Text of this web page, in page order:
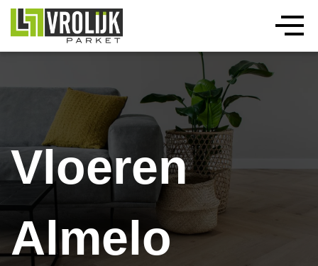
Vloeren
Almelo